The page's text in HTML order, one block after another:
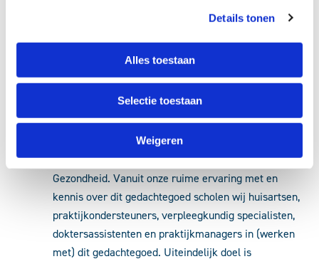
Details tonen
Alles toestaan
Selectie toestaan
Weigeren
Reos gevraagd trainingen Positieve Gezondheid te
verzorgen (voor praktijken die als interventie ‘het
voeren van het goede gesprek’ hebben gekozen).
In het eerste jaar is een voorwaarde dat de
praktijken zich aantoonbaar gaan ontwikkelen in
anders werken en het goede gesprek met de patiënt.
Hier dragen onze adviseurs in afstemming met
Hadoks aan bij met de training MTVP- Positieve
Gezondheid. Vanuit onze ruime ervaring met en
kennis over dit gedachtegoed scholen wij huisartsen,
praktijkondersteuners, verpleegkundig specialisten,
doktersassistenten en praktijkmanagers in (werken
met) dit gedachtegoed. Uiteindelijk doel is